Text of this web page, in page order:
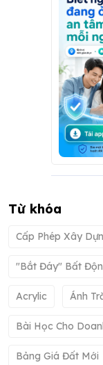
Từ khóa
Cấp Phép Xây
"bắt Đáy" Bất
Acrylic Ánh
Bài Học Cho
Bảng Giá Đất Mới